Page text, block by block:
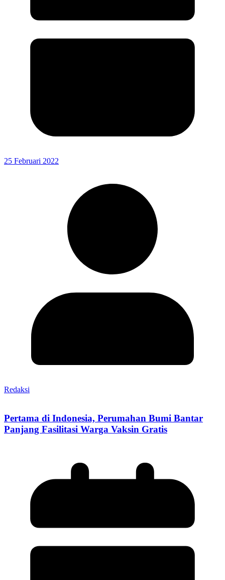
25 Februari 2022
Redaksi
Pertama di Indonesia, Perumahan Bumi Bantar
Panjang Fasilitasi Warga Vaksin Gratis